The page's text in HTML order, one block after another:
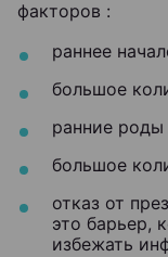
факторов :
раннее
большое
ранние роды
большое
отказ от
это барьер,
избежать